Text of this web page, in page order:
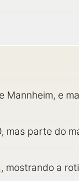
Mannheim, e
mas parte do
, mostrando a